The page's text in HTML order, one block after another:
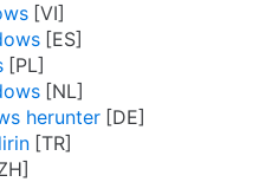
herunter